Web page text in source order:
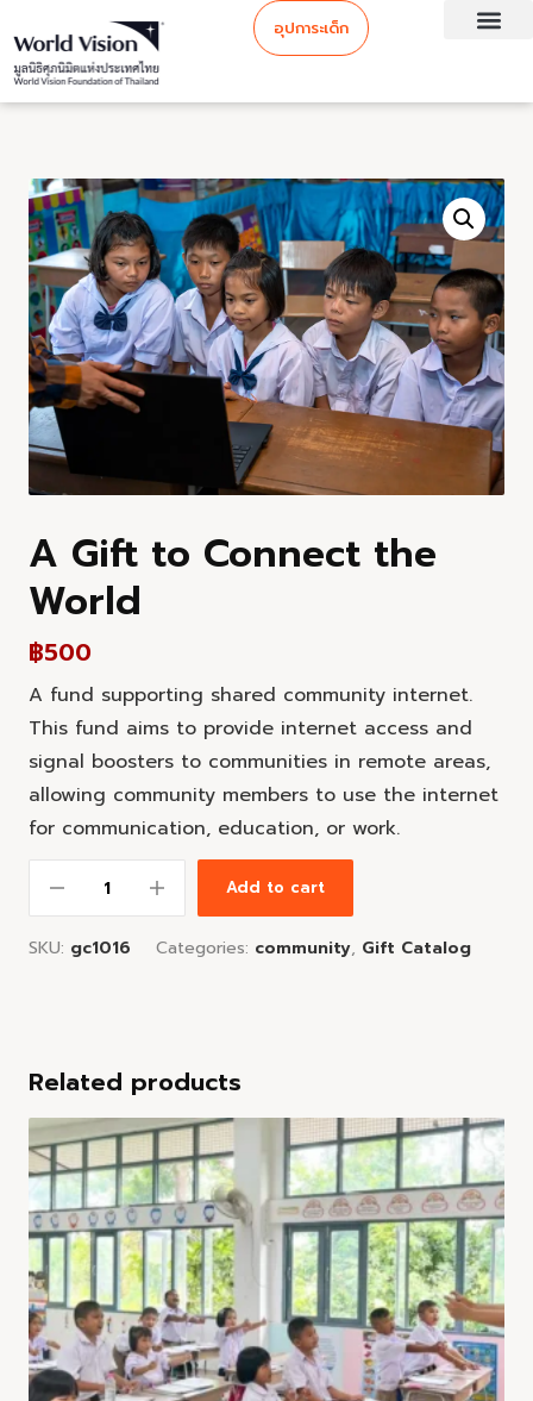
อุปการะเด็ก
A Gift to Connect the
World
฿500
A fund supporting shared community internet.
This fund aims to provide internet access and
signal boosters to communities in remote areas,
allowing community members to use the internet
for communication, education, or work.
Add to cart
SKU: gc1016 Categories: community, Gift Catalog
Related products